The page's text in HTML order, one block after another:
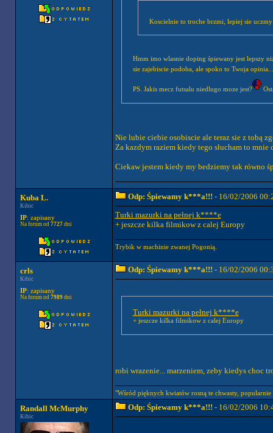
Koscielnie to troche brzmi, lepiej sie
Hmm imo wlasnie doping śpiewany jest lepszy
sie zajebiscie podoba, ale spoko to Twoja
PS. Jakis mecz futsalu niedlugo moze jest?
Nie lubie ciebie osobiscie ale teraz sie z tobą
Za kazdym raziem kiedy tego słucham to mnie
Ciekaw jestem kiedy my bedziemy tak równo
Kuba L.
Kibic
IP: zapisany
Na forum od 7727dni
Odp: Śpiewamy k***a!!! - 16/02/2006
Turki mazurki na pełnej k****e
+ jeszcze kilka filmikow z calej Europy
Trybik w machinie zwanej Pogonią.
crls
Kibic
IP: zapisany
Na forum od 7989dni
Odp: Śpiewamy k***a!!! - 16/02/2006
Turki mazurki na pełnej k****e
+ jeszcze kilka filmikow z calej Europy
robi wrazenie... marzeniem, zeby kiedys choc
"Wśród pięknych kwiatów rosną te chwasty, popularnie
Randall McMurphy
Kibic
Odp: Śpiewamy k***a!!! - 16/02/2006